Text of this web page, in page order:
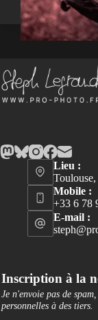
Lieu :
Toulouse,
Mobile :
+33 6 78
E-mail :
Inscription à la
Je n'envoie pas de
personnelles à des tiers